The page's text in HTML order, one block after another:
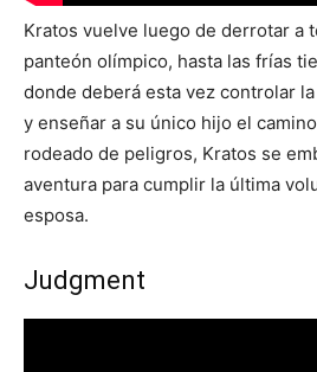
Kratos vuelve luego de derrotar a
panteón olímpico, hasta las frías
donde deberá esta vez controlar
y enseñar a su único hijo el
rodeado de peligros, Kratos se
aventura para cumplir la última
esposa.
Judgment